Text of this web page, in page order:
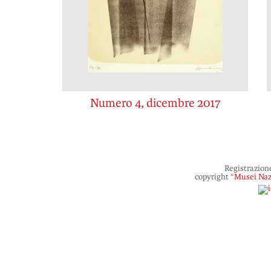
Numero 4, dicembre 2017
copyright “Musei